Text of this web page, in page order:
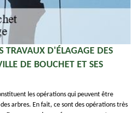
TRAVAUX D'ÉLAGAGE DES
DE BOUCHET ET SES
les opérations qui peuvent être
arbres. En fait, ce sont des opérations très